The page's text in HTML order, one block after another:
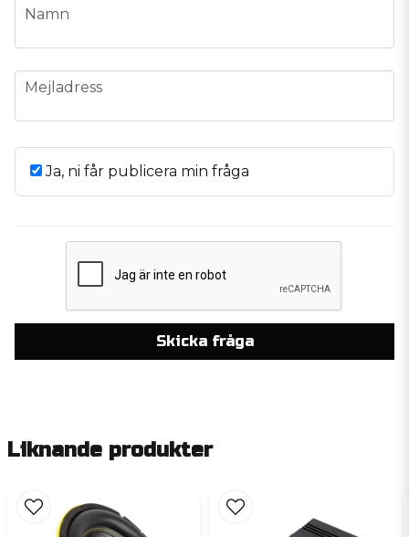
name
Namn
email
Mejladress
Ja, ni får publicera min fråga
Skicka fråga
Liknande produkter